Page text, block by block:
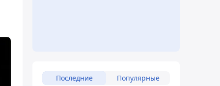
Последние Популярные